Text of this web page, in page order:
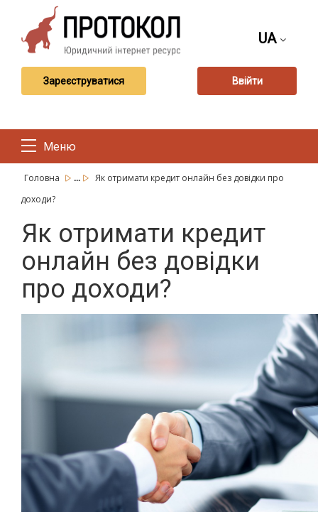
UA
Зареєструватися Ввійти
Меню
Головна ...
Як отримати кредит онлайн без довідки про
доходи?
Як отримати кредит
онлайн без довідки
про доходи?